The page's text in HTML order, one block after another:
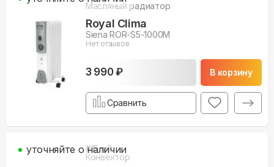
Масляный радиатор
Royal Clima
Siena ROR-S5-1000M
Нет отзывов
3 990 ₽ В корзину
Сравнить
#15м3
Конвектор
уточняйте о наличии